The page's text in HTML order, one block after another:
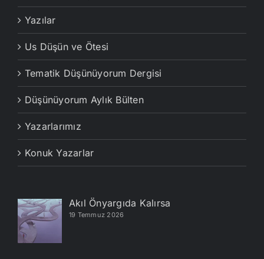
Yazılar
Us Düşün ve Ötesi
Tematik Düşünüyorum Dergisi
Düşünüyorum Aylık Bülten
Yazarlarımız
Konuk Yazarlar
Akıl Önyargıda Kalırsa
19 Temmuz 2026